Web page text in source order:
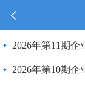
2026年第11期企
2026年第10期企